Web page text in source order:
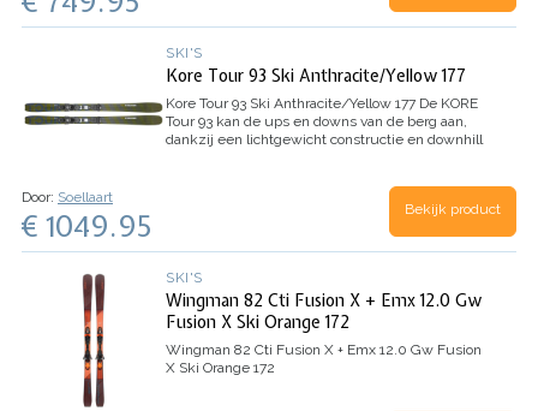
SKI'S
Kore Tour 93 Ski Anthracite/Yellow 177
Kore Tour 93 Ski Anthracite/Yellow 177 De KORE
Tour 93 kan de ups en downs van de berg aan,
dankzij een lichtgewicht constructie en downhill
Door: Soellaart
€ 1049.95 Bekijk product
SKI'S
Wingman 82 Cti Fusion X + Emx 12.0 Gw
Fusion X Ski Orange 172
Wingman 82 Cti Fusion X + Emx 12.0 Gw Fusion
X Ski Orange 172